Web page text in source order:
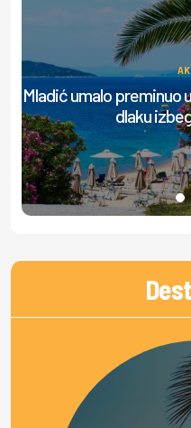
Mladić umalo preminuo
dlaku